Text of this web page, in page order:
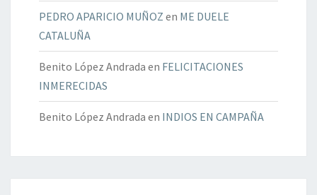
PEDRO APARICIO MUÑOZ en ME DUELE
CATALUÑA
Benito López Andrada en FELICITACIONES
INMERECIDAS
Benito López Andrada en INDIOS EN CAMPAÑA